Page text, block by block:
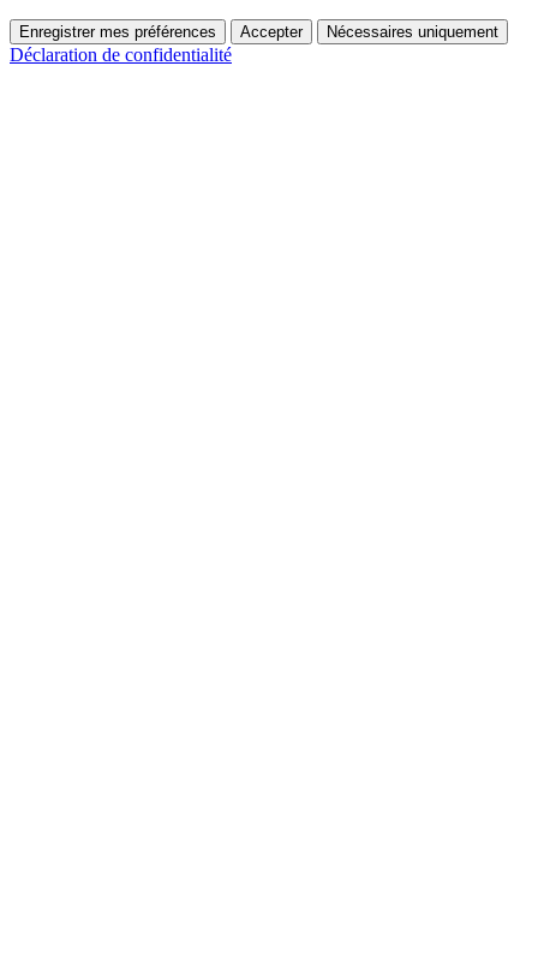
Enregistrer mes préférences Accepter Nécessaires uniquement
Déclaration de confidentialité